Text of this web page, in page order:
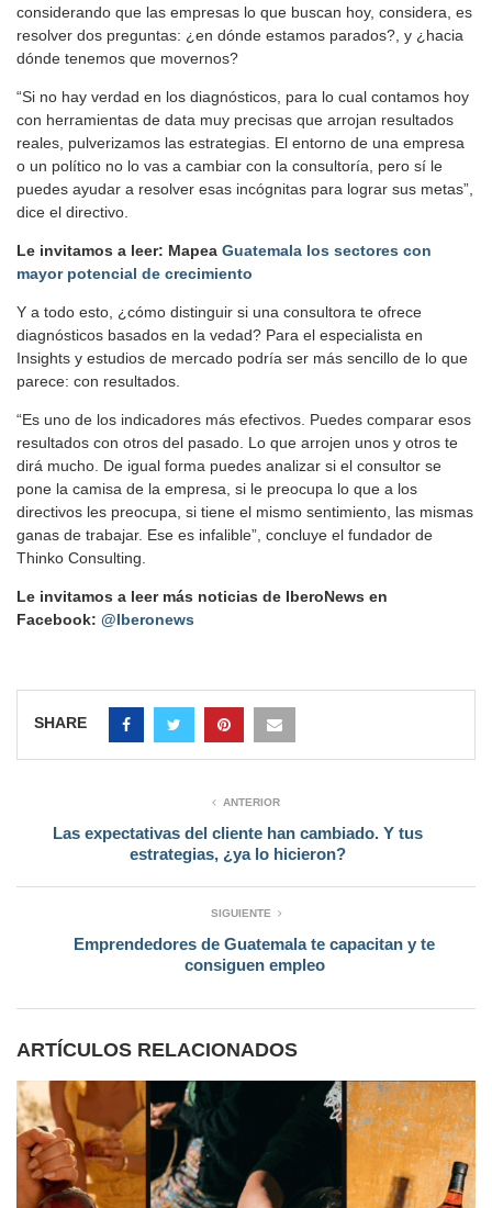
considerando que las empresas lo que buscan hoy, considera, es
resolver dos preguntas: ¿en dónde estamos parados?, y ¿hacia
dónde tenemos que movernos?
“Si no hay verdad en los diagnósticos, para lo cual contamos hoy
con herramientas de data muy precisas que arrojan resultados
reales, pulverizamos las estrategias. El entorno de una empresa
o un político no lo vas a cambiar con la consultoría, pero sí le
puedes ayudar a resolver esas incógnitas para lograr sus metas”,
dice el directivo.
Le invitamos a leer: Mapea Guatemala los sectores con
mayor potencial de crecimiento
Y a todo esto, ¿cómo distinguir si una consultora te ofrece
diagnósticos basados en la vedad? Para el especialista en
Insights y estudios de mercado podría ser más sencillo de lo que
parece: con resultados.
“Es uno de los indicadores más efectivos. Puedes comparar esos
resultados con otros del pasado. Lo que arrojen unos y otros te
dirá mucho. De igual forma puedes analizar si el consultor se
pone la camisa de la empresa, si le preocupa lo que a los
directivos les preocupa, si tiene el mismo sentimiento, las mismas
ganas de trabajar. Ese es infalible”, concluye el fundador de
Thinko Consulting.
Le invitamos a leer más noticias de IberoNews en
Facebook: @Iberonews
SHARE
ANTERIOR
Las expectativas del cliente han cambiado. Y tus
estrategias, ¿ya lo hicieron?
SIGUIENTE
Emprendedores de Guatemala te capacitan y te
consiguen empleo
ARTÍCULOS RELACIONADOS